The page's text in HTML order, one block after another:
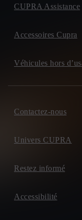
CUPRA Assistance
Accessoires Cupra
Véhicules hors
Contactez-nous
Univers CUPRA
Restez informé
Accessibilité